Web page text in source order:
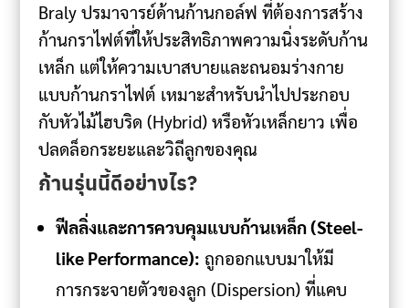
Braly ปรมาจารย์ด้านก้านกอล์ฟ ที่ต้องการสร้าง
ก้านกราไฟต์ที่ให้ประสิทธิภาพความนิ่งระดับก้าน
เหล็ก แต่ให้ความเบาสบายและถนอมร่างกาย
แบบก้านกราไฟต์ เหมาะสำหรับนำไปประกอบ
กับหัวไม้ไฮบริด (Hybrid) หรือหัวเหล็กยาว เพื่อ
ปลดล็อกระยะและวิถีลูกของคุณ
ก้านรุ่นนี้ดีอย่างไร?
ฟีลลิ่งและการควบคุมแบบก้านเหล็ก (Steel-
like Performance): ถูกออกแบบมาให้มี
การกระจายตัวของลูก (Dispersion) ที่แคบ